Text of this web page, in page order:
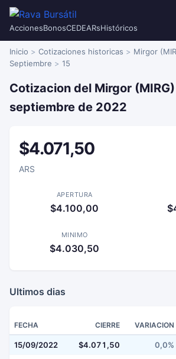
AccionesBonosCEDEARsHistóricos
Inicio Cotizaciones historicas Mirgor
Septiembre
15
Cotizacion del Mirgor
septiembre de 2022
$4.071,50
ARS
APERTURA
$4.100,00
MINIMO
$4.030,50
Ultimos dias
FECHA CIERRE VARIACION
15/09/2022 $4.071,50 0,0%